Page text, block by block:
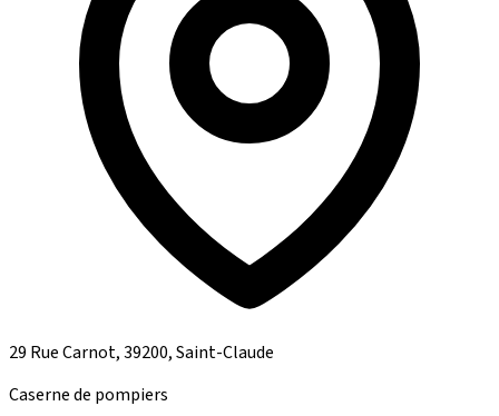
29 Rue Carnot, 39200, Saint-Claude
Caserne de pompiers